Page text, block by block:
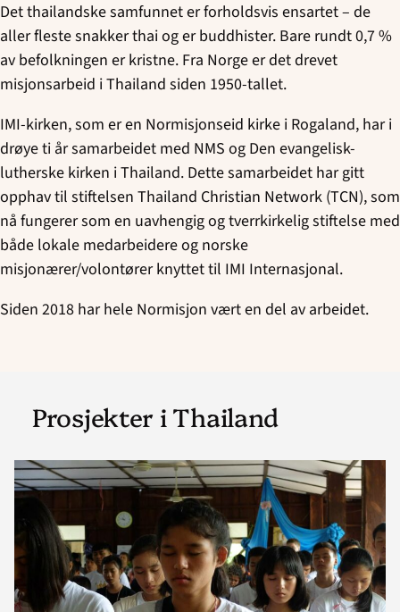
Det thailandske samfunnet er forholdsvis ensartet – de
aller fleste snakker thai og er buddhister. Bare rundt 0,7 %
av befolkningen er kristne. Fra Norge er det drevet
misjonsarbeid i Thailand siden 1950-tallet.
IMI-kirken, som er en Normisjonseid kirke i Rogaland, har i
drøye ti år samarbeidet med NMS og Den evangelisk-
lutherske kirken i Thailand. Dette samarbeidet har gitt
opphav til stiftelsen Thailand Christian Network (TCN), som
nå fungerer som en uavhengig og tverrkirkelig stiftelse med
både lokale medarbeidere og norske
misjonærer/volontører knyttet til IMI Internasjonal.
Siden 2018 har hele Normisjon vært en del av arbeidet.
Prosjekter i Thailand
Read
article
"Misjonale
kirker
i
Thailand"